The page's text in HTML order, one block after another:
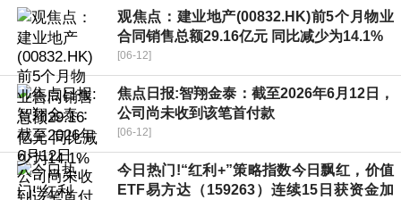
观焦点：建业地产(00832.HK)前5个月物业
合同销售总额29.16亿元 同比减少为14.1%
[06-12]
焦点日报:智翔金泰：截至2026年6月12日，
公司尚未收到该笔首付款
[06-12]
今日热门!“红利+”策略指数今日飘红，价值
ETF易方达（159263）连续15日获资金加